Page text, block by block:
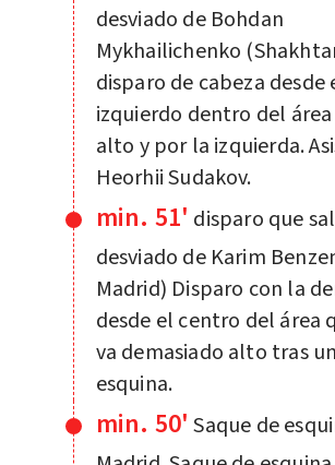
desviado de Bohdan
Mykhailichenko
disparo de cabeza desde
izquierdo dentro del área
alto y por la izquierda.
Heorhii Sudakov.
min. 51' disparo que
desviado de Karim
Madrid) Disparo con la
desde el centro del área
va demasiado alto tras
esquina.
min. 50' Saque de